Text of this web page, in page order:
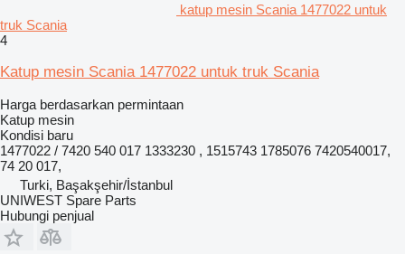
katup mesin Scania 1477022 untuk
truk Scania
4
Katup mesin Scania 1477022 untuk truk Scania
Harga berdasarkan permintaan
Katup mesin
Kondisi baru
1477022 / 7420 540 017 1333230 , 1515743 1785076 7420540017,
74 20 017,
Turki, Başakşehir/İstanbul
UNIWEST Spare Parts
Hubungi penjual